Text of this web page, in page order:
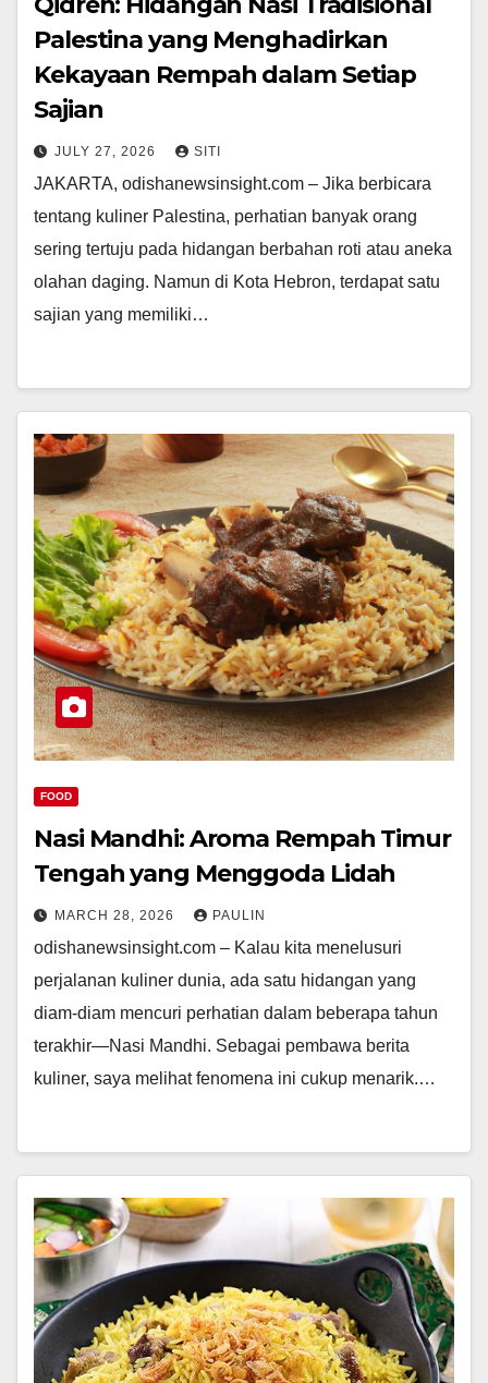
Palestina yang Menghadirkan
Kekayaan Rempah dalam Setiap
Sajian
JULY 27, 2026 SITI
JAKARTA, odishanewsinsight.com – Jika berbicara
tentang kuliner Palestina, perhatian banyak orang
sering tertuju pada hidangan berbahan roti atau aneka
olahan daging. Namun di Kota Hebron, terdapat satu
sajian yang memiliki…
FOOD
Nasi Mandhi: Aroma Rempah Timur
Tengah yang Menggoda Lidah
MARCH 28, 2026 PAULIN
odishanewsinsight.com – Kalau kita menelusuri
perjalanan kuliner dunia, ada satu hidangan yang
diam-diam mencuri perhatian dalam beberapa tahun
terakhir—Nasi Mandhi. Sebagai pembawa berita
kuliner, saya melihat fenomena ini cukup menarik.…